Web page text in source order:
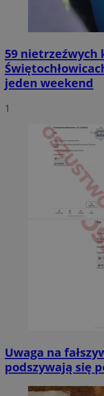
59 nietrzeźwych
jeden weekend
1
Uwaga na
podszywają się